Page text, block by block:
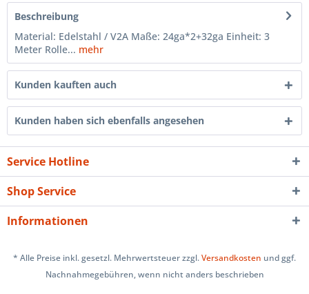
Beschreibung
Material: Edelstahl / V2A Maße: 24ga*2+32ga Einheit: 3
Meter Rolle... mehr
Kunden kauften auch
Kunden haben sich ebenfalls angesehen
Service Hotline
Shop Service
Informationen
* Alle Preise inkl. gesetzl. Mehrwertsteuer zzgl.Versandkosten und ggf.
Nachnahmegebühren, wenn nicht anders beschrieben